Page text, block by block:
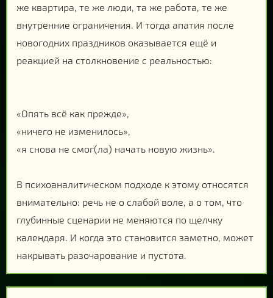
же квартира, те же люди, та же работа, те же
внутренние ограничения. И тогда апатия после
новогодних праздников оказывается ещё и
реакцией на столкновение с реальностью:
«Опять всё как прежде»,
«ничего не изменилось»,
«я снова не смог(ла) начать новую жизнь».
В психоаналитическом подходе к этому относятся
внимательно: речь не о слабой воле, а о том, что
глубинные сценарии не меняются по щелчку
календаря. И когда это становится заметно, может
накрывать разочарование и пустота.